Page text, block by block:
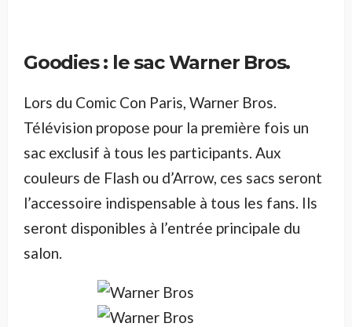
Goodies : le sac Warner Bros.
Lors du Comic Con Paris, Warner Bros.
Télévision propose pour la première fois un
sac exclusif à tous les participants. Aux
couleurs de Flash ou d’Arrow, ces sacs seront
l’accessoire indispensable à tous les fans. Ils
seront disponibles à l’entrée principale du
salon.